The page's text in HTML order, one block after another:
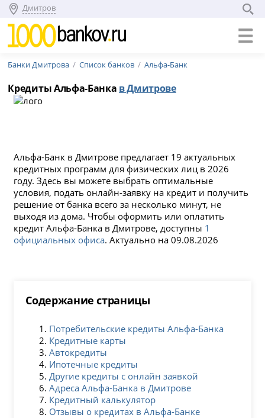
Дмитров
Банки Дмитрова Список банков Альфа-Банк
Кредиты Альфа-Банка в Дмитрове
Альфа-Банк в Дмитрове предлагает 19 актуальных
кредитных программ для физических лиц в 2026
году. Здесь вы можете выбрать оптимальные
условия, подать онлайн-заявку на кредит и получить
решение от банка всего за несколько минут, не
выходя из дома. Чтобы оформить или оплатить
кредит Альфа-Банка в Дмитрове, доступны 1
официальных офиса. Актуально на 09.08.2026
Содержание страницы
Потребительские кредиты Альфа-Банка
Кредитные карты
Автокредиты
Ипотечные кредиты
Другие кредиты с онлайн заявкой
Адреса Альфа-Банка в Дмитрове
Кредитный калькулятор
Отзывы о кредитах в Альфа-Банке